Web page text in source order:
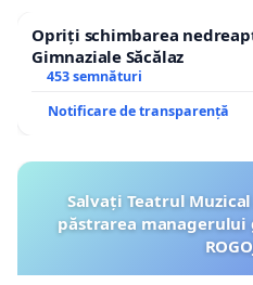
Opriți schimbarea
Gimnaziale Săcălaz
453 semnături
Notificare de transparență
Salvați Teatrul
păstrarea